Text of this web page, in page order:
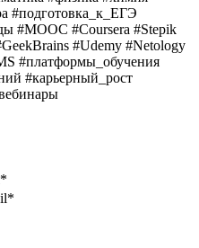
#подготовка_к_ЕГЭ
#MOOC #Coursera #Stepik
#Udemy #Netology
#платформы_обучения
#карьерный_рост